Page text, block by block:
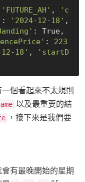
'FUTURE_AH' ,
'c
: '2024-12-18'
: True
: 223
18' ,
'startD
個看起來不太規則
以及最重要的結
，接下來是我們要
有最晚開始的星期